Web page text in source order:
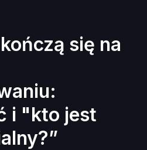
się na
i "kto jest